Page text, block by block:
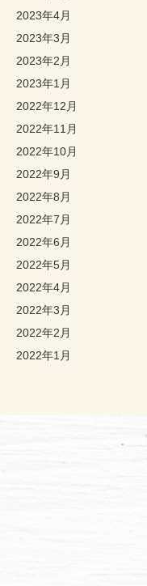
2023年4月
2023年3月
2023年2月
2023年1月
2022年12月
2022年11月
2022年10月
2022年9月
2022年8月
2022年7月
2022年6月
2022年5月
2022年4月
2022年3月
2022年2月
2022年1月